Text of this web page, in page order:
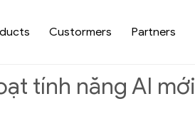
Custormers Partners
tính năng AI mới